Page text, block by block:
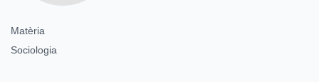
Matèria
Sociologia